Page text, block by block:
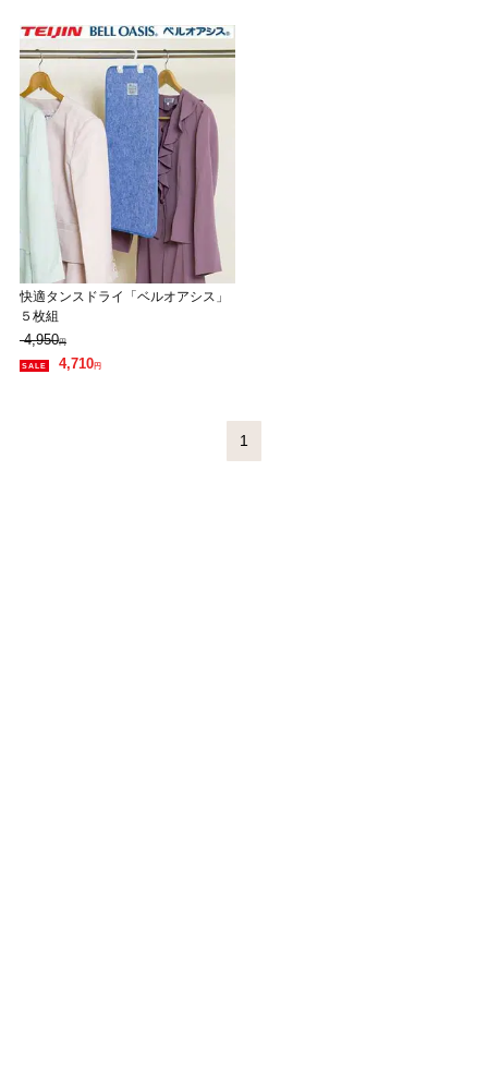
快適タンスドライ「ベルオアシス」
５枚組
4,950円
4,710円
1